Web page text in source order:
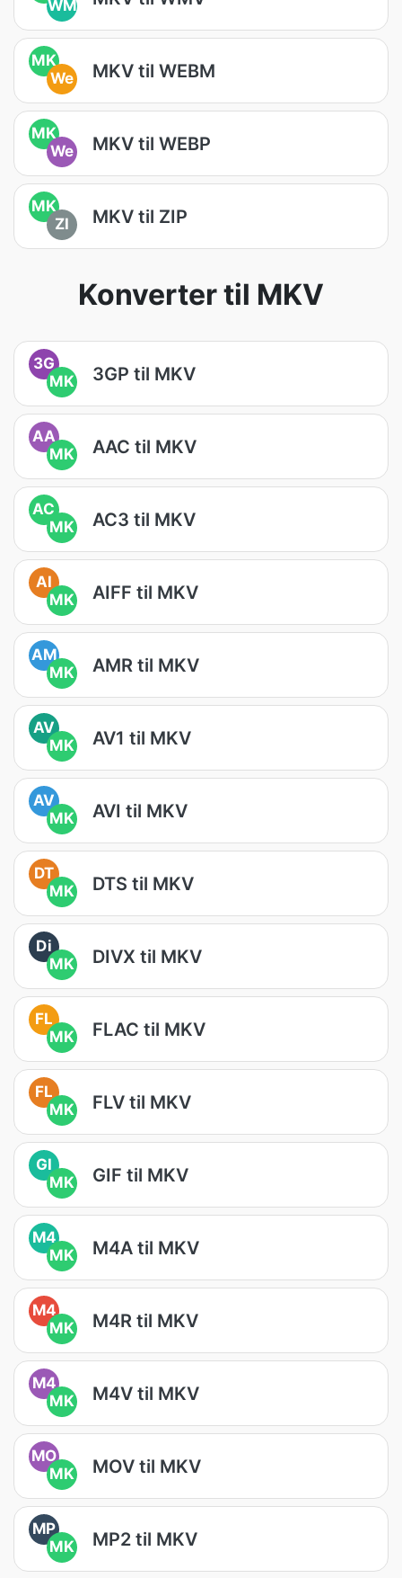
WM
MK
We
MKV til WEBM
MK
We
MKV til WEBP
MK
ZI
MKV til ZIP
Konverter til MKV
3G
MK
3GP til MKV
AA
MK
AAC til MKV
AC
MK
AC3 til MKV
AI
MK
AIFF til MKV
AM
MK
AMR til MKV
AV
MK
AV1 til MKV
AV
MK
AVI til MKV
DT
MK
DTS til MKV
Di
MK
DIVX til MKV
FL
MK
FLAC til MKV
FL
MK
FLV til MKV
GI
MK
GIF til MKV
M4
MK
M4A til MKV
M4
MK
M4R til MKV
M4
MK
M4V til MKV
MO
MK
MOV til MKV
MP
MK
MP2 til MKV